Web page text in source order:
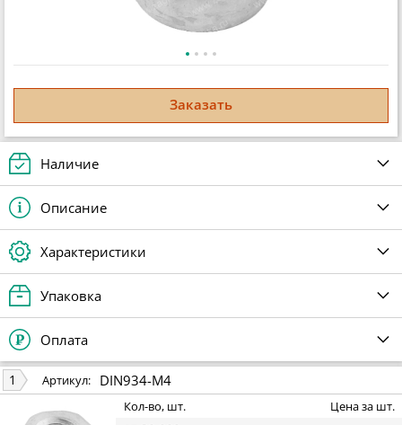
Заказать
Наличие
Описание
Характеристики
Упаковка
Оплата
1 Артикул: DIN934-M4
Кол-во, шт. Цена за шт.